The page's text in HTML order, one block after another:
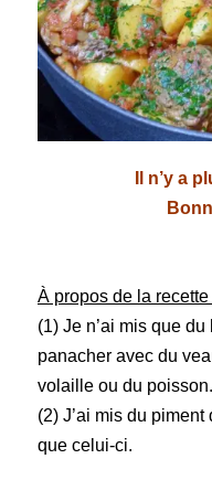
Il n’y a
À propos de la recette
(1) Je n’ai mis que
panacher avec du
volaille ou du poisson.
(2) J’ai mis du piment
que celui-ci.